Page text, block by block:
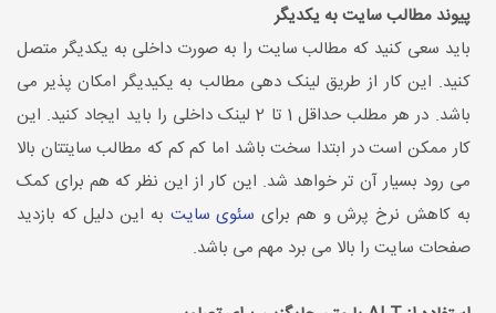
پیوند مطالب سایت به یکدیگر
باید سعی کنید که مطالب سایت را به صورت داخلی به یکدیگر متصل
کنید. این کار از طریق لینک دهی مطالب به یکیدیگر امکان پذیر می
باشد. در هر مطلب حداقل 1 تا 2 لینک داخلی را باید ایجاد کنید. این
کار ممکن است در ابتدا سخت باشد اما کم کم که مطالب سایتتان بالا
می رود بسیار آن تر خواهد شد. این کار از این نظر که هم برای کمک
به کاهش نرخ پرش و هم برای سئوی سایت به این دلیل که بازدید
صفحات سایت را بالا می برد مهم می باشد.